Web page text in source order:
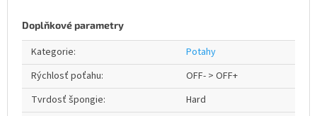
Doplňkové parametry
Kategorie:
Potahy
Rýchlosť poťahu:
OFF- > OFF+
Tvrdosť špongie:
Hard